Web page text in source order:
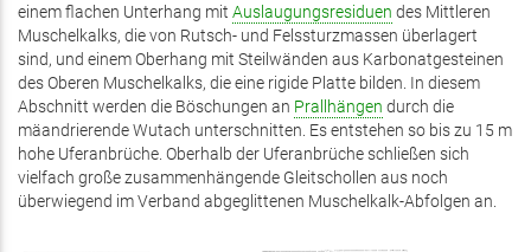
einem flachen Unterhang mit Auslaugungsresiduen des Mittleren
Muschelkalks, die von Rutsch- und Felssturzmassen überlagert
sind, und einem Oberhang mit Steilwänden aus Karbonatgesteinen
des Oberen Muschelkalks, die eine rigide Platte bilden. In diesem
Abschnitt werden die Böschungen an Prallhängen durch die
mäandrierende Wutach unterschnitten. Es entstehen so bis zu 15 m
hohe Uferanbrüche. Oberhalb der Uferanbrüche schließen sich
vielfach große zusammenhängende Gleitschollen aus noch
überwiegend im Verband abgeglittenen Muschelkalk-Abfolgen an.